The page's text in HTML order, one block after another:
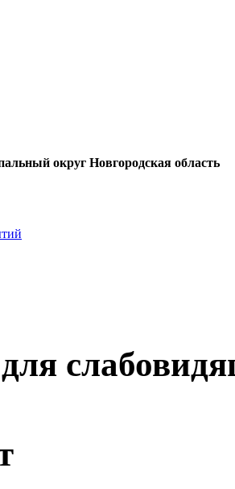
округ Новгородская область